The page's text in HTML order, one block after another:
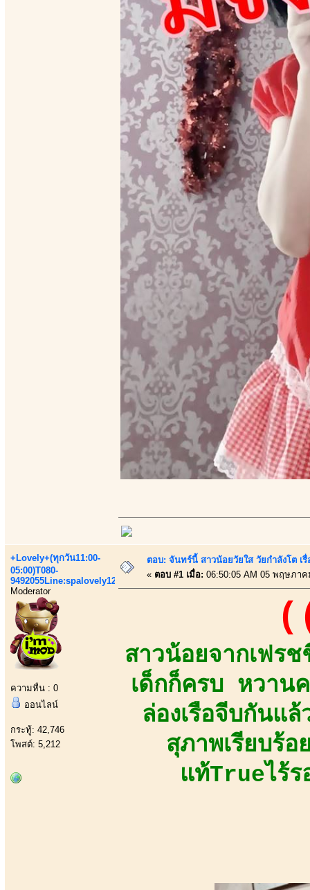
+Lovely+(ทุกวัน11:00-
05:00)T080-
9492055Line:spalovely123
Moderator
ความหื่น : 0
ออนไลน์
กระทู้: 42,746
โพสต์: 5,212
ตอบ: จันทร์นี้ สาวน้อยวัยใส วัยกำลังโต เ
« ตอบ #1 เมื่อ: 06:50:05 AM 05 พฤษภาค
สาวน้อยจากเฟ
เด็กก็ครบ หวาน
ล่องเรือจีบกันแ
สุภาพเรียบร้
แท้Trueไร้